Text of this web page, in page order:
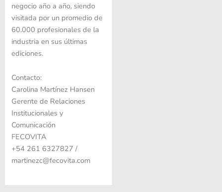
negocio año a año, siendo
visitada por un promedio de
60.000 profesionales de la
industria en sus últimas
ediciones.
Contacto:
Carolina Martínez Hansen
Gerente de Relaciones
Institucionales y
Comunicación
FECOVITA
+54 261 6327827 /
martinezc@fecovita.com